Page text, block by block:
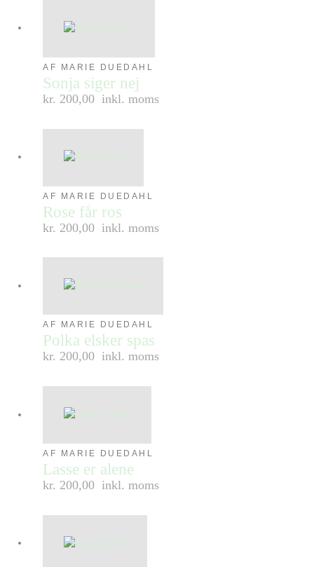
AF MARIE DUEDAHL
Sonja siger nej
kr. 200,00 inkl. moms
AF MARIE DUEDAHL
Rose får ros
kr. 200,00 inkl. moms
AF MARIE DUEDAHL
Polka elsker spas
kr. 200,00 inkl. moms
AF MARIE DUEDAHL
Lasse er alene
kr. 200,00 inkl. moms